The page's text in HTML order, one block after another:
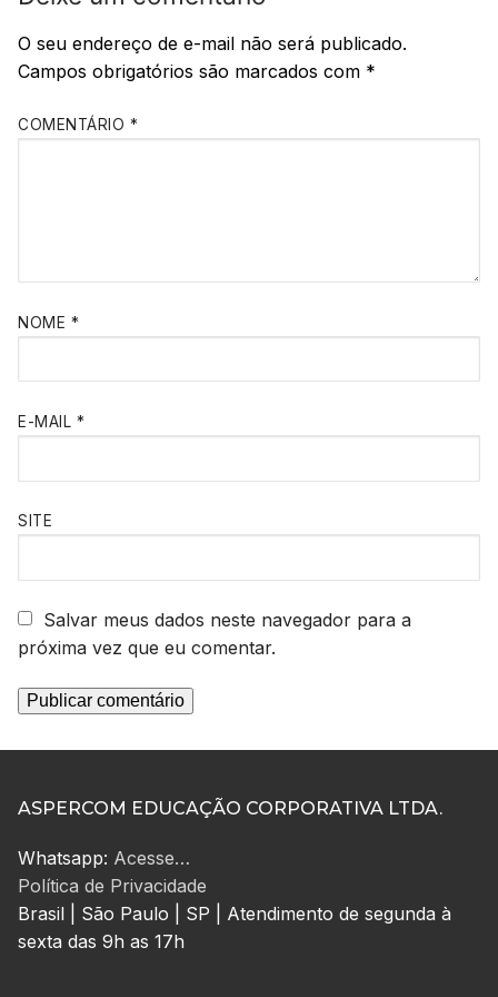
O seu endereço de e-mail não será publicado.
Campos obrigatórios são marcados com *
COMENTÁRIO *
NOME *
E-MAIL *
SITE
Salvar meus dados neste navegador para a
próxima vez que eu comentar.
ASPERCOM EDUCAÇÃO CORPORATIVA LTDA.
Whatsapp: Acesse…
Política de Privacidade
Brasil | São Paulo | SP | Atendimento de segunda à
sexta das 9h as 17h